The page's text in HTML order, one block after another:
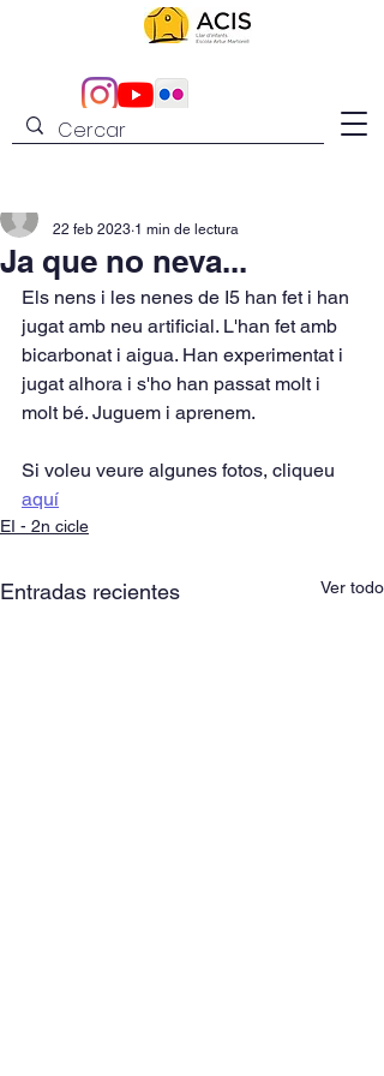
Ja que no neva...
22 feb 2023 1 min de lectura
Els nens i les nenes de I5 han fet i han
jugat amb neu artificial. L'han fet amb
bicarbonat i aigua. Han experimentat i
jugat alhora i s'ho han passat molt i
molt bé. Juguem i aprenem.
Si voleu veure algunes fotos, cliqueu
aquí
EI - 2n cicle
Entradas recientes Ver todo